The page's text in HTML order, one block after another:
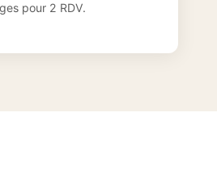
pour 2 RDV.